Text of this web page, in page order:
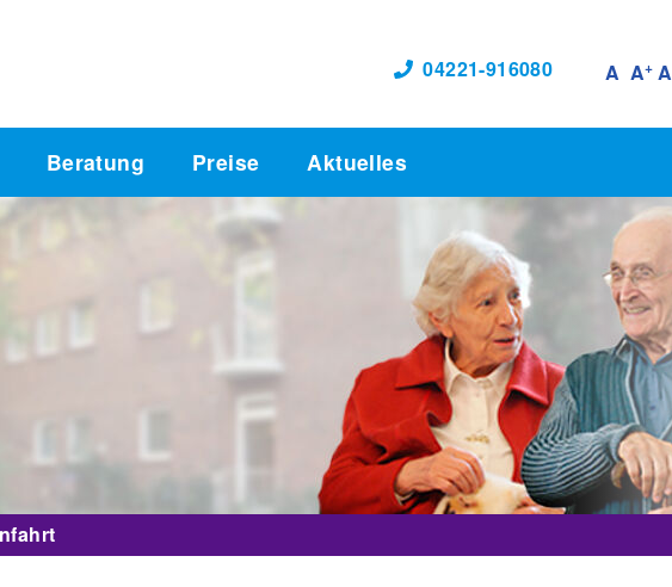
04221-916080 A A+ A
Beratung Preise Aktuelles